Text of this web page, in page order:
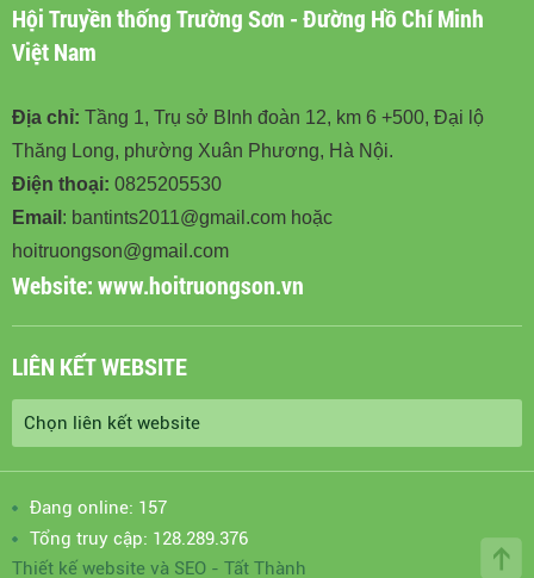
Hội Truyền thống Trường Sơn - Đường Hồ Chí Minh
Việt Nam
Địa chỉ: Tầng 1, Trụ sở BInh đoàn 12, km 6 +500, Đại lộ
Thăng Long, phường Xuân Phương, Hà Nội.
Điện thoại: 0825205530
Email : bantints2011@gmail.com hoặc
hoitruongson@gmail.com
Website:www.hoitruongson.vn
LIÊN KẾT WEBSITE
Đang online: 157
Tổng truy cập: 128.289.376
Thiết kế website và SEO - Tất Thành